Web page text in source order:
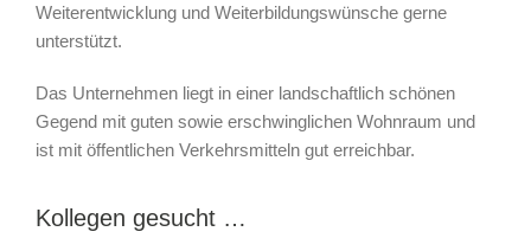
Weiterentwicklung und Weiterbildungswünsche gerne
unterstützt.
Das Unternehmen liegt in einer landschaftlich schönen
Gegend mit guten sowie erschwinglichen Wohnraum und
ist mit öffentlichen Verkehrsmitteln gut erreichbar.
Kollegen gesucht …